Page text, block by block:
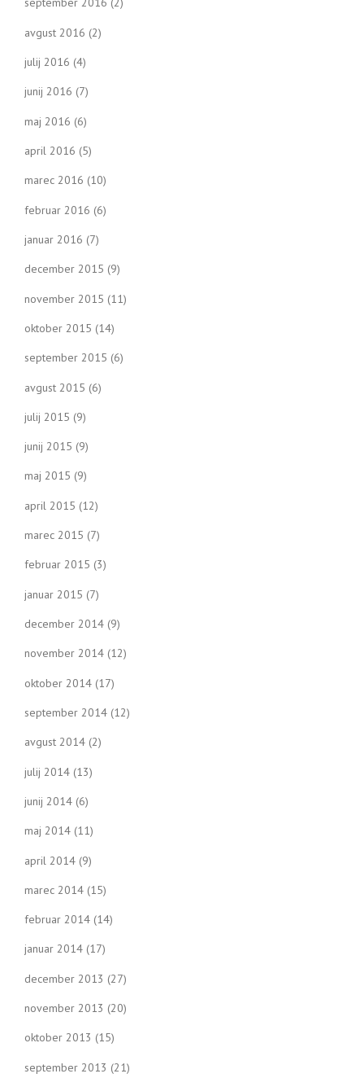
avgust 2016 (2)
julij 2016 (4)
junij 2016 (7)
maj 2016 (6)
april 2016 (5)
marec 2016 (10)
februar 2016 (6)
januar 2016 (7)
december 2015 (9)
november 2015 (11)
oktober 2015 (14)
september 2015 (6)
avgust 2015 (6)
julij 2015 (9)
junij 2015 (9)
maj 2015 (9)
april 2015 (12)
marec 2015 (7)
februar 2015 (3)
januar 2015 (7)
december 2014 (9)
november 2014 (12)
oktober 2014 (17)
september 2014 (12)
avgust 2014 (2)
julij 2014 (13)
junij 2014 (6)
maj 2014 (11)
april 2014 (9)
marec 2014 (15)
februar 2014 (14)
januar 2014 (17)
december 2013 (27)
november 2013 (20)
oktober 2013 (15)
september 2013 (21)